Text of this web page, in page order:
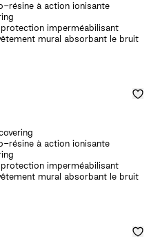
résine à action ionisante
imperméabilisant
mural absorbant le bruit
résine à action ionisante
imperméabilisant
mural absorbant le bruit